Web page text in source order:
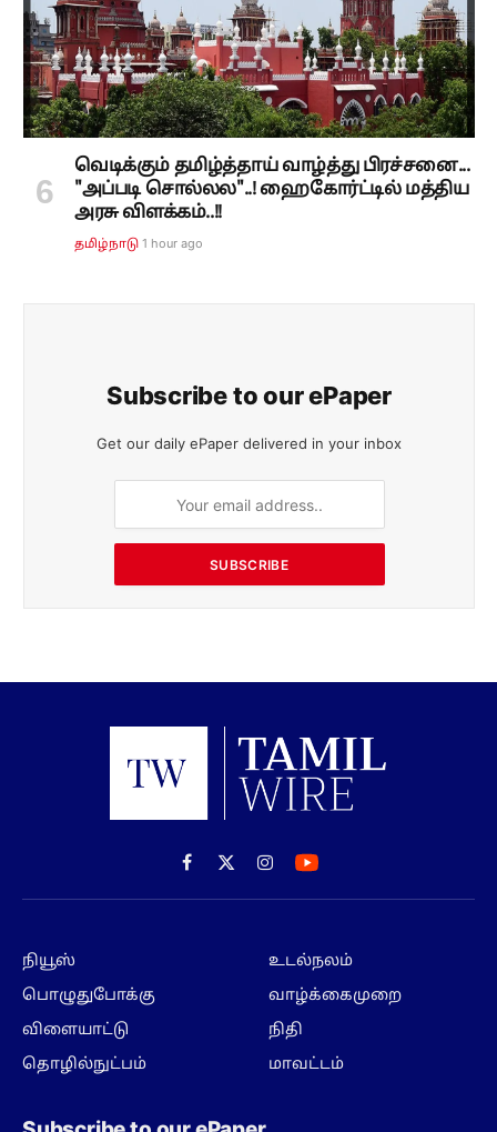
வெடிக்கும் தமிழ்த்தாய் வாழ்த்து பிரச்சனை...
"அப்படி சொல்லல"..! ஹைகோர்ட்டில் மத்திய
அரசு விளக்கம்..!!
தமிழ்நாடு 1 hour ago
Subscribe to our ePaper
Get our daily ePaper delivered in your inbox
SUBSCRIBE
Facebook
X
(Twitter)
Instagram
நியூஸ்
பொழுதுபோக்கு
விளையாட்டு
தொழில்நுட்பம்
உடல்நலம்
வாழ்க்கைமுறை
நிதி
மாவட்டம்